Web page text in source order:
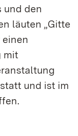
und den
läuten „Gitte
einen
mit
und ist im